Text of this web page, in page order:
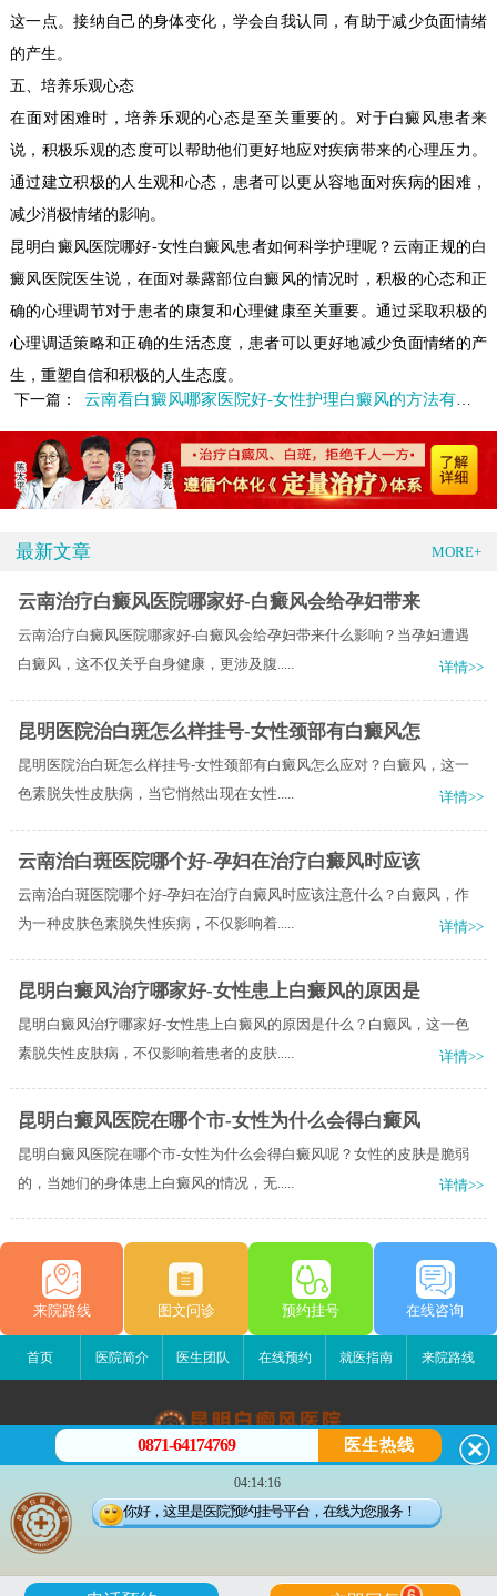
这一点。接纳自己的身体变化，学会自我认同，有助于减少负面情绪
的产生。
五、培养乐观心态
在面对困难时，培养乐观的心态是至关重要的。对于白癜风患者来
说，积极乐观的态度可以帮助他们更好地应对疾病带来的心理压力。
通过建立积极的人生观和心态，患者可以更从容地面对疾病的困难，
减少消极情绪的影响。
昆明白癜风医院哪好-女性白癜风患者如何科学护理呢？云南正规的白
癜风医院医生说，在面对暴露部位白癜风的情况时，积极的心态和正
确的心理调节对于患者的康复和心理健康至关重要。通过采取积极的
心理调适策略和正确的生活态度，患者可以更好地减少负面情绪的产
生，重塑自信和积极的人生态度。
下一篇：
云南看白癜风哪家医院好-女性护理白癜风的方法有哪些
最新文章 MORE+
云南治疗白癜风医院哪家好-白癜风会给孕妇带来
云南治疗白癜风医院哪家好-白癜风会给孕妇带来什么影响？当孕妇遭遇
白癜风，这不仅关乎自身健康，更涉及腹.....
详情>>
昆明医院治白斑怎么样挂号-女性颈部有白癜风怎
昆明医院治白斑怎么样挂号-女性颈部有白癜风怎么应对？白癜风，这一
色素脱失性皮肤病，当它悄然出现在女性.....
详情>>
云南治白斑医院哪个好-孕妇在治疗白癜风时应该
云南治白斑医院哪个好-孕妇在治疗白癜风时应该注意什么？白癜风，作
为一种皮肤色素脱失性疾病，不仅影响着.....
详情>>
昆明白癜风治疗哪家好-女性患上白癜风的原因是
昆明白癜风治疗哪家好-女性患上白癜风的原因是什么？白癜风，这一色
素脱失性皮肤病，不仅影响着患者的皮肤.....
详情>>
昆明白癜风医院在哪个市-女性为什么会得白癜风
昆明白癜风医院在哪个市-女性为什么会得白癜风呢？女性的皮肤是脆弱
的，当她们的身体患上白癜风的情况，无.....
详情>>
来院路线 图文问诊 预约挂号 在线咨询
首页 医院简介 医生团队 在线预约 就医指南 来院路线
昆明白癜风医院
昆明市五华区护国路2号
版权所有：昆明白癜风医院
滇公安备 53010202000563号
0871-64174769 医生热线
04:14:16
你好，这里是医院预约挂号平台，在线为您服务！